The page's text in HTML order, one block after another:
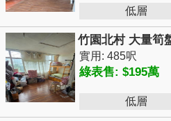
低層
竹園北村 大量筍
實用: 485呎
綠表售: $195萬
低層